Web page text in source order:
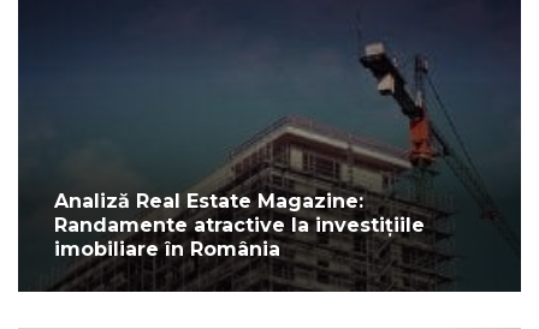
Analiză Real Estate Magazine:
Randamente atractive la investițiile
imobiliare în România